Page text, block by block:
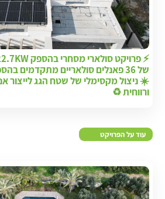
☀️ ניצול מקסימלי של שטח הגג לייצור
ורווחית ♻️
עוד על הפרויקט